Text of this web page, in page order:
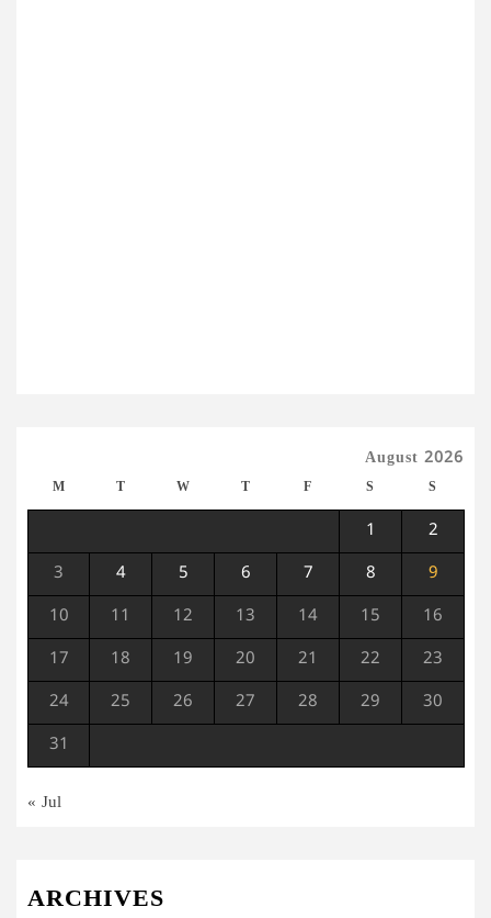
August 2026
M T W T F S S
1 2
3 4 5 6 7 8 9
10 11 12 13 14 15 16
17 18 19 20 21 22 23
24 25 26 27 28 29 30
31
« Jul
ARCHIVES